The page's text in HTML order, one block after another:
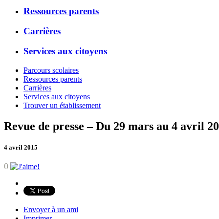
Ressources parents
Carrières
Services aux citoyens
Parcours scolaires
Ressources parents
Carrières
Services aux citoyens
Trouver un établissement
Revue de presse – Du 29 mars au 4 avril
4 avril 2015
0
Envoyer à un ami